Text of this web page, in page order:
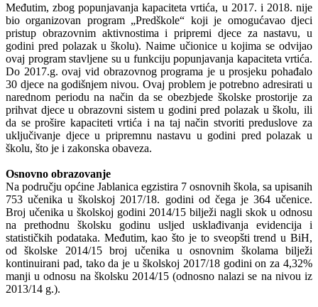
Međutim, zbog popunjavanja kapaciteta vrtića, u 2017. i 2018. nije
bio organizovan program „Predškole“ koji je omogućavao djeci
pristup obrazovnim aktivnostima i pripremi djece za nastavu, u
godini pred polazak u školu). Naime učionice u kojima se odvijao
ovaj program stavljene su u funkciju popunjavanja kapaciteta vrtića.
Do 2017.g. ovaj vid obrazovnog programa je u prosjeku pohađalo
30 djece na godišnjem nivou. Ovaj problem je potrebno adresirati u
narednom periodu na način da se obezbjede školske prostorije za
prihvat djece u obrazovni sistem u godini pred polazak u školu, ili
da se prošire kapaciteti vrtića i na taj način stvoriti preduslove za
uključivanje djece u pripremnu nastavu u godini pred polazak u
školu, što je i zakonska obaveza.
Osnovno obrazovanje
Na području općine Jablanica egzistira 7 osnovnih škola, sa upisanih
753 učenika u školskoj 2017/18. godini od čega je 364 učenice.
Broj učenika u školskoj godini 2014/15 bilježi nagli skok u odnosu
na prethodnu školsku godinu usljed usklađivanja evidencija i
statističkih podataka. Međutim, kao što je to sveopšti trend u BiH,
od školske 2014/15 broj učenika u osnovnim školama bilježi
kontinuirani pad, tako da je u školskoj 2017/18 godini on za 4,32%
manji u odnosu na školsku 2014/15 (odnosno nalazi se na nivou iz
2013/14 g.).